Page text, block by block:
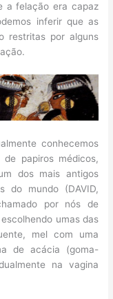
a felação era capaz
inferir que as
restritas por alguns
conhecemos
papiros médicos,
dos mais antigos
do mundo (DAVID,
por nós de
umas das
mel com uma
de acácia (goma-
na vagina